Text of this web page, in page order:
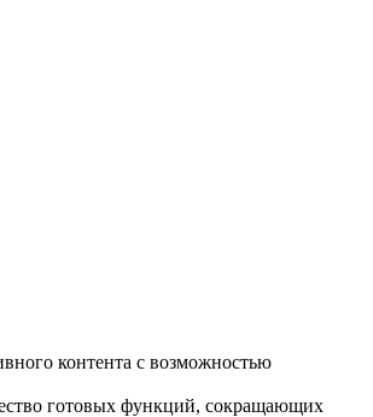
контента с возможностью
готовых функций, сокращающих